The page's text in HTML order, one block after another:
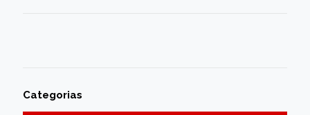
Categorias